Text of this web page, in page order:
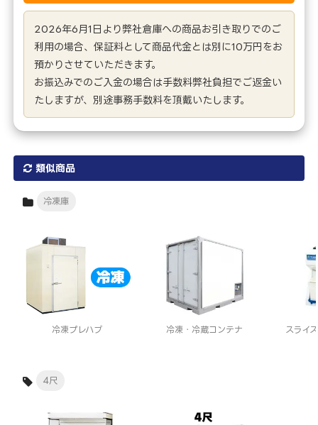
2026年6月1日より弊社倉庫への商品お引き取りでのご
利用の場合、保証料として商品代金とは別に10万円をお
預かりさせていただきます。
お振込みでのご入金の場合は手数料弊社負担でご返金い
たしますが、別途事務手数料を頂戴いたします。
類似商品
冷凍庫
冷凍プレハブ 冷凍・冷蔵コンテナ スライ
4尺